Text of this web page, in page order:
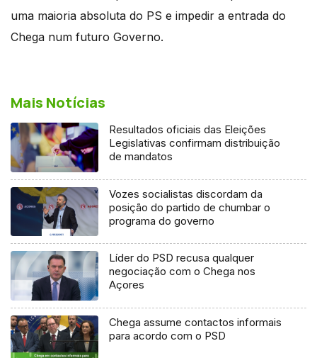
uma maioria absoluta do PS e impedir a entrada do
Chega num futuro Governo.
Mais Notícias
Resultados oficiais das Eleições
Legislativas confirmam distribuição
de mandatos
Vozes socialistas discordam da
posição do partido de chumbar o
programa do governo
Líder do PSD recusa qualquer
negociação com o Chega nos
Açores
Chega assume contactos informais
para acordo com o PSD